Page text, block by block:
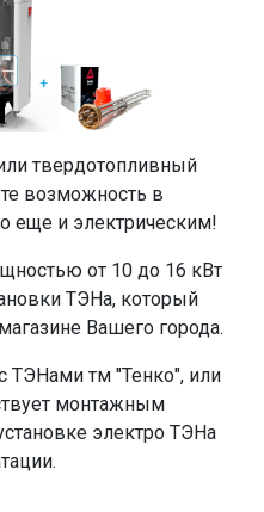
твердотопливный
возможность в
еще и электрическим!
от 10 до 16 кВт
ТЭНа, который
Вашего города.
ТЭНами тм "Тенко", или
монтажным
электро ТЭНа